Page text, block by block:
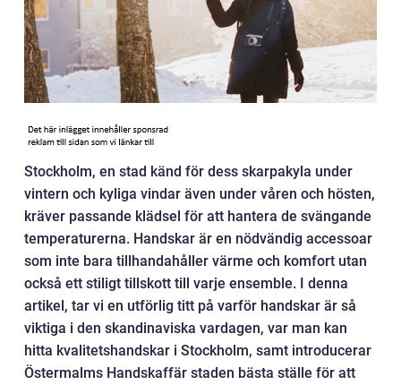
Stockholm, en stad känd för dess skarpakyla under
vintern och kyliga vindar även under våren och hösten,
kräver passande klädsel för att hantera de svängande
temperaturerna. Handskar är en nödvändig accessoar
som inte bara tillhandahåller värme och komfort utan
också ett stiligt tillskott till varje ensemble. I denna
artikel, tar vi en utförlig titt på varför handskar är så
viktiga i den skandinaviska vardagen, var man kan
hitta kvalitetshandskar i Stockholm, samt introducerar
Östermalms Handskaffär staden bästa ställe för att